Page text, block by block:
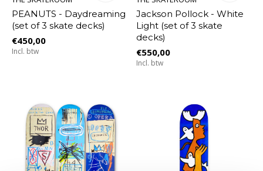
PEANUTS - Daydreaming
(set of 3 skate decks)
€450,00
Incl. btw
Jackson Pollock - White
Light (set of 3 skate
decks)
€550,00
Incl. btw